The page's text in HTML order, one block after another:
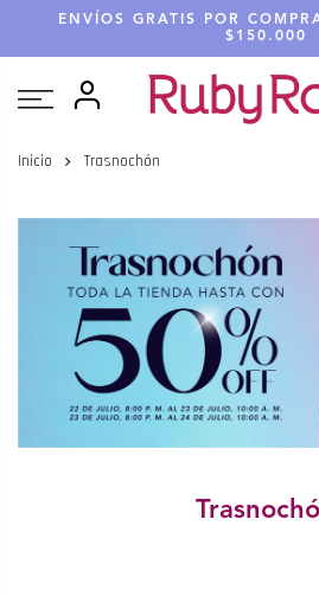
ENVÍOS GRATIS POR
$150.000
Inicio Trasnochón